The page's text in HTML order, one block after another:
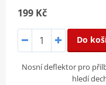
199 Kč
Do
Nosní deflektor pro
hledí